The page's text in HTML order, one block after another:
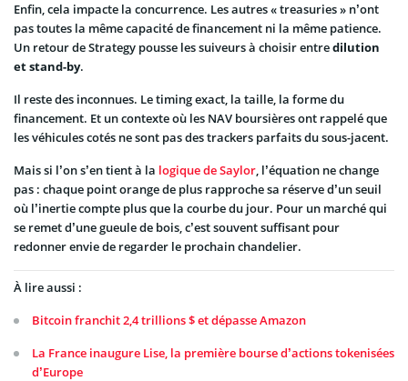
Enfin, cela impacte la concurrence. Les autres « treasuries » n’ont
pas toutes la même capacité de financement ni la même patience.
Un retour de Strategy pousse les suiveurs à choisir entredilution
et stand-by.
Il reste des inconnues. Le timing exact, la taille, la forme du
financement. Et un contexte où les NAV boursières ont rappelé que
les véhicules cotés ne sont pas des trackers parfaits du sous-jacent.
Mais si l’on s’en tient à la logique de Saylor, l’équation ne change
pas : chaque point orange de plus rapproche sa réserve d’un seuil
où l’inertie compte plus que la courbe du jour. Pour un marché qui
se remet d’une gueule de bois, c’est souvent suffisant pour
redonner envie de regarder le prochain chandelier.
À lire aussi :
Bitcoin franchit 2,4 trillions $ et dépasse Amazon
La France inaugure Lise, la première bourse d’actions tokenisées
d’Europe